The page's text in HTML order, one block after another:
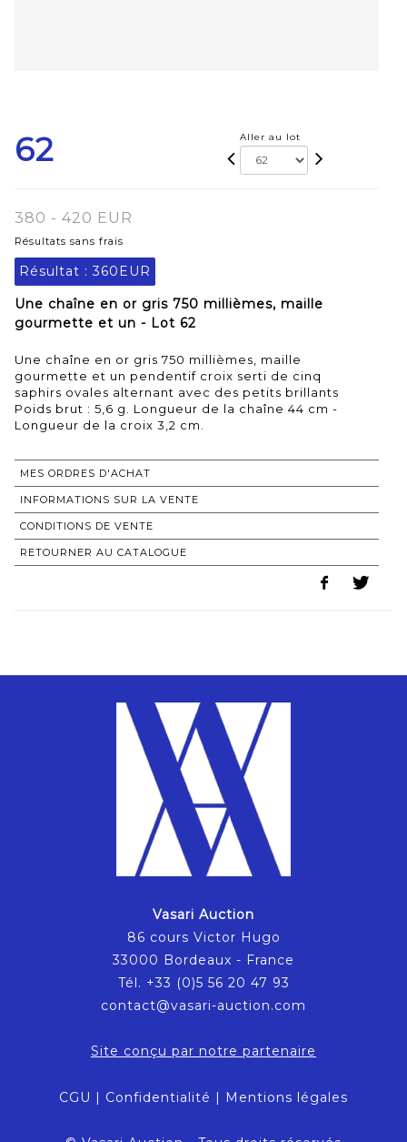
62 Aller au lot
380 - 420 EUR
Résultats sans frais
Résultat : 360EUR
Une chaîne en or gris 750 millièmes, maille
gourmette et un - Lot 62
Une chaîne en or gris 750 millièmes, maille
gourmette et un pendentif croix serti de cinq
saphirs ovales alternant avec des petits brillants
Poids brut : 5,6 g. Longueur de la chaîne 44 cm -
Longueur de la croix 3,2 cm.
MES ORDRES D'ACHAT
INFORMATIONS SUR LA VENTE
CONDITIONS DE VENTE
RETOURNER AU CATALOGUE
Vasari Auction
86 cours Victor Hugo
33000 Bordeaux - France
Tél. +33 (0)5 56 20 47 93
contact@vasari-auction.com
Site conçu par notre partenaire
CGU | Confidentialité | Mentions légales